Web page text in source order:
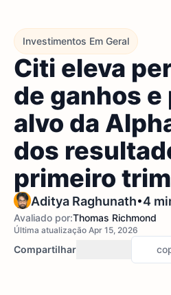
Investimentos Em Geral
Citi eleva
de ganhos
alvo da
dos
primeiro
Aditya Raghunath•4
Avaliado por:Thomas Richmond
Última atualização Apr 15, 2026
Compartilhar